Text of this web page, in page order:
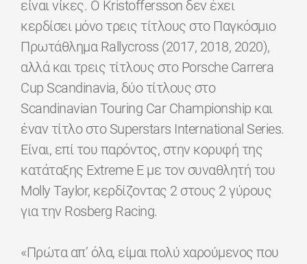
είναι νίκες. Ο Kristoffersson δεν έχει
κερδίσει μόνο τρεις τίτλους στο Παγκόσμιο
Πρωτάθλημα Rallycross (2017, 2018, 2020),
αλλά και τρεις τίτλους στο Porsche Carrera
Cup Scandinavia, δύο τίτλους στο
Scandinavian Touring Car Championship και
έναν τίτλο στο Superstars International Series.
Είναι, επί του παρόντος, στην κορυφή της
κατάταξης Extreme E με τον συναθλητή του
Molly Taylor, κερδίζοντας 2 στους 2 γύρους
για την Rosberg Racing.
«Πρώτα απ’ όλα, είμαι πολύ χαρούμενος που